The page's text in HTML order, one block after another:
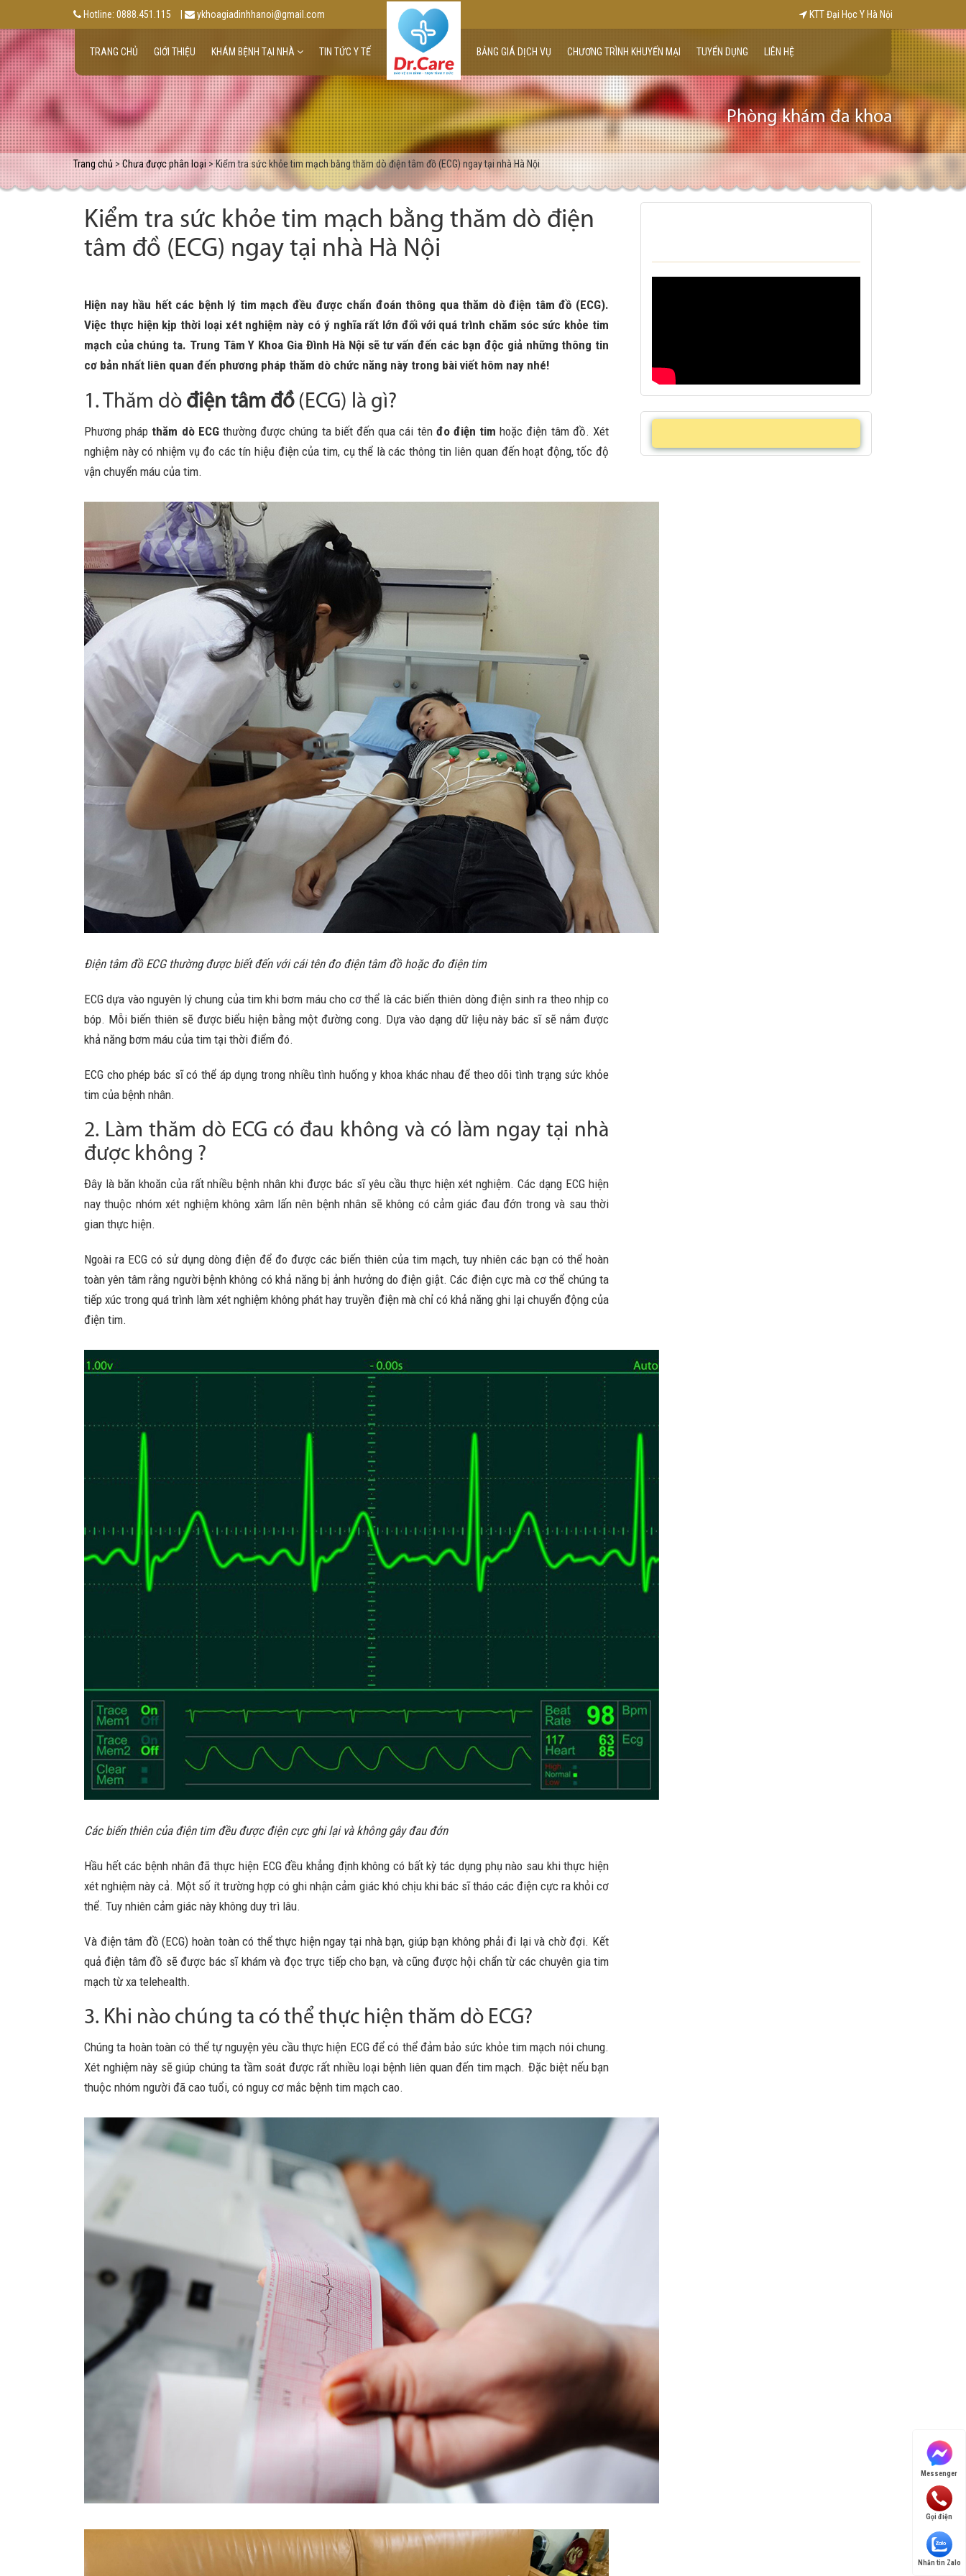
Hotline: 0888.451.115 ykhoagiadinhhanoi@gmail.com KTT Đại Học Y Hà Nội
TRANG CHỦ GIỚI THIỆU KHÁM BỆNH TẠI NHÀ TIN TỨC Y TẾ BẢNG GIÁ DỊCH VỤ CHƯƠNG TRÌNH KHUYẾN MẠI TUYỂN DỤNG LIÊN HỆ
Phòng khám đa khoa
Trang chủ>Chưa được phân loại> Kiểm tra sức khỏe tim mạch bằng thăm dò điện tâm đồ (ECG) ngay tại nhà Hà Nội
Kiểm tra sức khỏe tim mạch bằng thăm dò điện
tâm đồ (ECG) ngay tại nhà Hà Nội
Hiện nay hầu hết các bệnh lý tim mạch đều được chẩn đoán thông qua thăm dò điện tâm đồ (ECG).
Việc thực hiện kịp thời loại xét nghiệm này có ý nghĩa rất lớn đối với quá trình chăm sóc sức khỏe tim
mạch của chúng ta. Trung Tâm Y Khoa Gia Đình Hà Nội sẽ tư vấn đến các bạn độc giả những thông tin
cơ bản nhất liên quan đến phương pháp thăm dò chức năng này trong bài viết hôm nay nhé!
1. Thăm dò điện tâm đồ(ECG) là gì?
Phương pháp thăm dò ECGthường được chúng ta biết đến qua cái tênđo điện tim hoặc điện tâm đồ. Xét
nghiệm này có nhiệm vụ đo các tín hiệu điện của tim, cụ thể là các thông tin liên quan đến hoạt động, tốc độ
vận chuyển máu của tim.
Điện tâm đồ ECG thường được biết đến với cái tên đo điện tâm đồ hoặc đo điện tim
ECG dựa vào nguyên lý chung của tim khi bơm máu cho cơ thể là các biến thiên dòng điện sinh ra theo nhịp co
bóp. Mỗi biến thiên sẽ được biểu hiện bằng một đường cong. Dựa vào dạng dữ liệu này bác sĩ sẽ nắm được
khả năng bơm máu của tim tại thời điểm đó.
ECG cho phép bác sĩ có thể áp dụng trong nhiều tình huống y khoa khác nhau để theo dõi tình trạng sức khỏe
tim của bệnh nhân.
2. Làm thăm dò ECG có đau không và có làm ngay tại nhà
được không ?
Đây là băn khoăn của rất nhiều bệnh nhân khi được bác sĩ yêu cầu thực hiện xét nghiệm. Các dạng ECG hiện
nay thuộc nhóm xét nghiệm không xâm lấn nên bệnh nhân sẽ không có cảm giác đau đớn trong và sau thời
gian thực hiện.
Ngoài ra ECG có sử dụng dòng điện để đo được các biến thiên của tim mạch, tuy nhiên các bạn có thể hoàn
toàn yên tâm rằng người bệnh không có khả năng bị ảnh hưởng do điện giật. Các điện cực mà cơ thể chúng ta
tiếp xúc trong quá trình làm xét nghiệm không phát hay truyền điện mà chỉ có khả năng ghi lại chuyển động của
điện tim.
Các biến thiên của điện tim đều được điện cực ghi lại và không gây đau đớn
Hầu hết các bệnh nhân đã thực hiện ECG đều khẳng định không có bất kỳ tác dụng phụ nào sau khi thực hiện
xét nghiệm này cả. Một số ít trường hợp có ghi nhận cảm giác khó chịu khi bác sĩ tháo các điện cực ra khỏi cơ
thể. Tuy nhiên cảm giác này không duy trì lâu.
Và điện tâm đồ (ECG) hoàn toàn có thể thực hiện ngay tại nhà bạn, giúp bạn không phải đi lại và chờ đợi. Kết
quả điện tâm đồ sẽ được bác sĩ khám và đọc trực tiếp cho bạn, và cũng được hội chẩn từ các chuyên gia tim
mạch từ xa telehealth.
3. Khi nào chúng ta có thể thực hiện thăm dò ECG?
Chúng ta hoàn toàn có thể tự nguyện yêu cầu thực hiện ECG để có thể đảm bảo sức khỏe tim mạch nói chung.
Xét nghiệm này sẽ giúp chúng ta tầm soát được rất nhiều loại bệnh liên quan đến tim mạch. Đặc biệt nếu bạn
thuộc nhóm người đã cao tuổi, có nguy cơ mắc bệnh tim mạch cao.
Messenger
Gọi điện
Nhắn tin Zalo